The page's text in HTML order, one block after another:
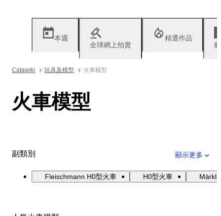
本週
全球網上拍賣
精選作品
Catawiki 玩具及模型 火車模型
火車模型
副類別 顯示更多
Fleischmann H0型火車 H0型火車